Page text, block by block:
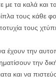
με τα καλά και
τους κάθε
τους
έχουν την
την
και να